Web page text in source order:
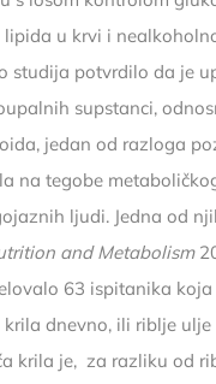
lipida u krvi i
studija potvrdilo da je
supstanci,
jedan od razloga
na tegobe
ljudi. Jedna od
and Metabolism
63 ispitanika
krila dnevno, ili riblje
krila je, za razliku od